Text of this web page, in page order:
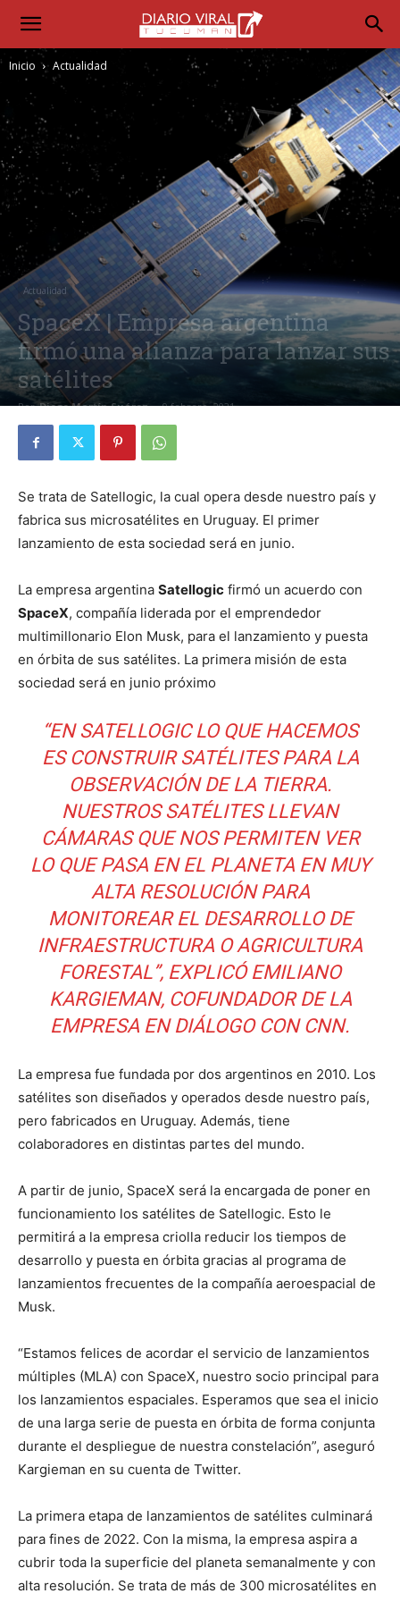
Inicio Actualidad
Actualidad
SpaceX | Empresa argentina
firmó una alianza para lanzar sus
satélites
Por Diego Martín Suárez - 9 febrero, 2021
Se trata de Satellogic, la cual opera desde nuestro país y
fabrica sus microsatélites en Uruguay. El primer
lanzamiento de esta sociedad será en junio.
La empresa argentina Satellogic firmó un acuerdo con
SpaceX, compañía liderada por el emprendedor
multimillonario Elon Musk, para el lanzamiento y puesta
en órbita de sus satélites. La primera misión de esta
sociedad será en junio próximo
“EN SATELLOGIC LO QUE HACEMOS
ES CONSTRUIR SATÉLITES PARA LA
OBSERVACIÓN DE LA TIERRA.
NUESTROS SATÉLITES LLEVAN
CÁMARAS QUE NOS PERMITEN VER
LO QUE PASA EN EL PLANETA EN MUY
ALTA RESOLUCIÓN PARA
MONITOREAR EL DESARROLLO DE
INFRAESTRUCTURA O AGRICULTURA
FORESTAL”, EXPLICÓ EMILIANO
KARGIEMAN, COFUNDADOR DE LA
EMPRESA EN DIÁLOGO CON CNN.
La empresa fue fundada por dos argentinos en 2010. Los
satélites son diseñados y operados desde nuestro país,
pero fabricados en Uruguay. Además, tiene
colaboradores en distintas partes del mundo.
A partir de junio, SpaceX será la encargada de poner en
funcionamiento los satélites de Satellogic. Esto le
permitirá a la empresa criolla reducir los tiempos de
desarrollo y puesta en órbita gracias al programa de
lanzamientos frecuentes de la compañía aeroespacial de
Musk.
“Estamos felices de acordar el servicio de lanzamientos
múltiples (MLA) con SpaceX, nuestro socio principal para
los lanzamientos espaciales. Esperamos que sea el inicio
de una larga serie de puesta en órbita de forma conjunta
durante el despliegue de nuestra constelación”, aseguró
Kargieman en su cuenta de Twitter.
La primera etapa de lanzamientos de satélites culminará
para fines de 2022. Con la misma, la empresa aspira a
cubrir toda la superficie del planeta semanalmente y con
alta resolución. Se trata de más de 300 microsatélites en